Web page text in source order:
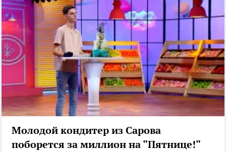
Молодой кондитер из Сарова
поборется за миллион на "Пятнице!"